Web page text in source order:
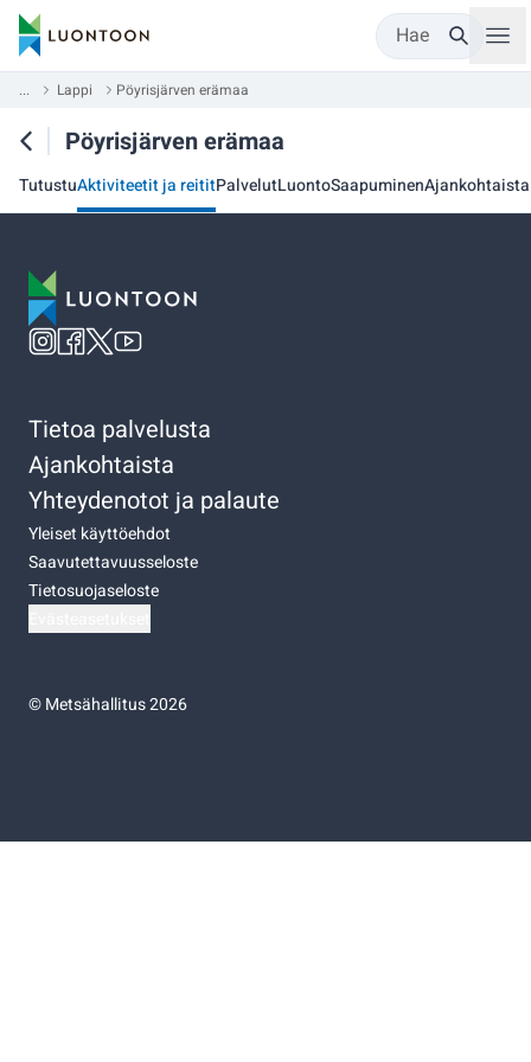
Hae
... Lappi Pöyrisjärven erämaa
Pöyrisjärven erämaa
TutustuAktiviteetit ja reititPalvelutLuontoSaapuminenAjankohtaista
Tietoa palvelusta
Ajankohtaista
Yhteydenotot ja palaute
Yleiset käyttöehdot
Saavutettavuusseloste
Tietosuojaseloste
©Metsähallitus 2026